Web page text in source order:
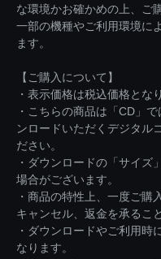
な環境かお確かめの上、ご
一部の機種やご利用環境に
ます。
【ご購入について】
・表示価格は税込価格とな
・こちらの商品は「CD」
ンロードいただくデジタル
ださい。
・ダウンロードの「サイズ
場合がございます。
・商品の特性上、一度ご購
キャンセル、返金を承るこ
・ダウンロードやご利用時
なります。